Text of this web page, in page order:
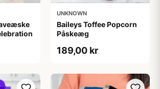
UNKNOWN
Baileys Toffee Popcorn
Påskeæg
189,00 kr